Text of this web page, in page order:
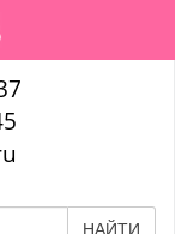
НАЙТИ